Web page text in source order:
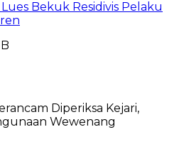
Bekuk Residivis Pelaku